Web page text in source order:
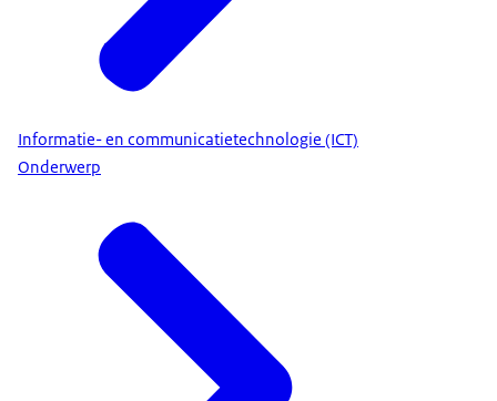
Informatie- en communicatietechnologie (ICT)
Onderwerp